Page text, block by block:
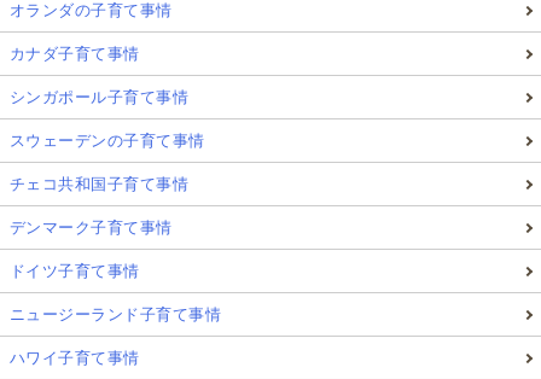
オランダの子育て事情
カナダ子育て事情
シンガポール子育て事情
スウェーデンの子育て事情
チェコ共和国子育て事情
デンマーク子育て事情
ドイツ子育て事情
ニュージーランド子育て事情
ハワイ子育て事情